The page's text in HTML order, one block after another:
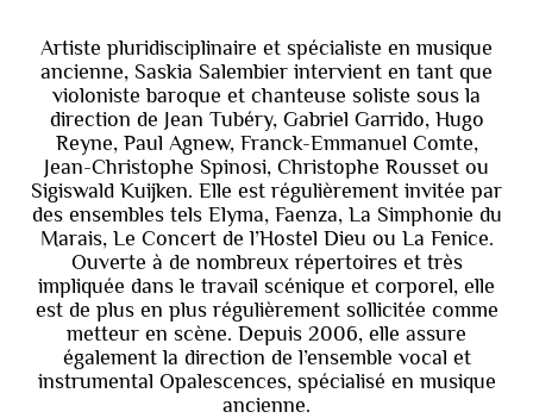
Artiste pluridisciplinaire et spécialiste en musique
ancienne, Saskia Salembier intervient en tant que
violoniste baroque et chanteuse soliste sous la
direction de Jean Tubéry, Gabriel Garrido, Hugo
Reyne, Paul Agnew, Franck-Emmanuel Comte,
Jean-Christophe Spinosi, Christophe Rousset ou
Sigiswald Kuijken. Elle est régulièrement invitée par
des ensembles tels Elyma, Faenza, La Simphonie du
Marais, Le Concert de l’Hostel Dieu ou La Fenice.
Ouverte à de nombreux répertoires et très
impliquée dans le travail scénique et corporel, elle
est de plus en plus régulièrement sollicitée comme
metteur en scène. Depuis 2006, elle assure
également la direction de l’ensemble vocal et
instrumental Opalescences, spécialisé en musique
ancienne.